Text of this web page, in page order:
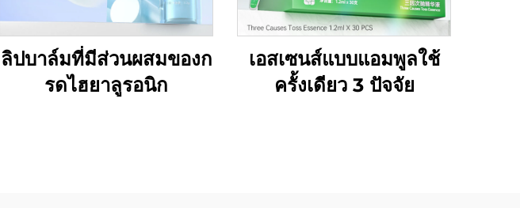
ลิปบาล์มที่มีส่วนผสมของก
รดไฮยาลูรอนิก
เอสเซนส์แบบแอมพูลใช้
ครั้งเดียว 3 ปัจจัย